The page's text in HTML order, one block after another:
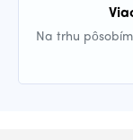
Na trhu